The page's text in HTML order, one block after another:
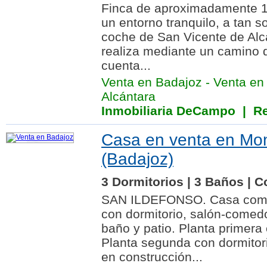
Finca de aproximadamente
un entorno tranquilo, a tan
coche de San Vicente de
realiza mediante un camino
cuenta...
Venta en Badajoz - Venta
Alcántara
Inmobiliaria DeCampo |
Casa en venta en
(Badajoz)
3 Dormitorios | 3 Baños |
SAN ILDEFONSO. Casa
con dormitorio, salón-
baño y patio. Planta
Planta segunda con
en construcción...